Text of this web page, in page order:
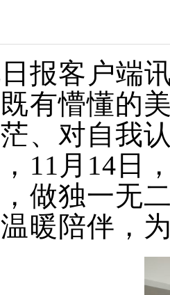
报客户端
有懵懂的
、对自我
11月14日
做独一无
暖陪伴，